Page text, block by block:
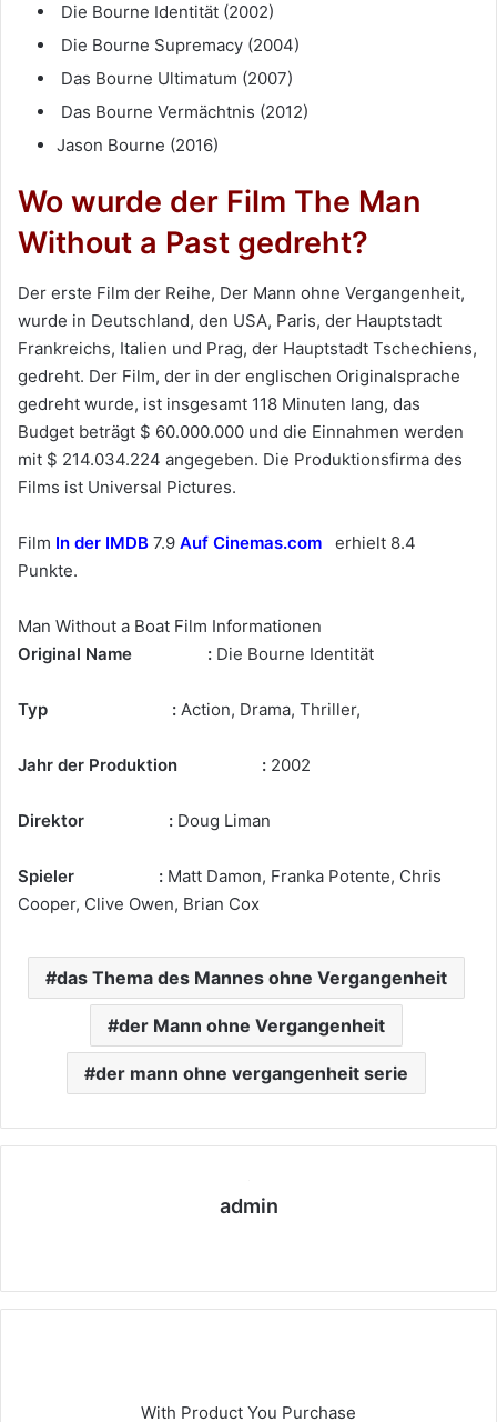
Die Bourne Identität (2002)
Die Bourne Supremacy (2004)
Das Bourne Ultimatum (2007)
Das Bourne Vermächtnis (2012)
Jason Bourne (2016)
Wo wurde der Film The Man
Without a Past gedreht?
Der erste Film der Reihe, Der Mann ohne Vergangenheit,
wurde in Deutschland, den USA, Paris, der Hauptstadt
Frankreichs, Italien und Prag, der Hauptstadt Tschechiens,
gedreht. Der Film, der in der englischen Originalsprache
gedreht wurde, ist insgesamt 118 Minuten lang, das
Budget beträgt $ 60.000.000 und die Einnahmen werden
mit $ 214.034.224 angegeben. Die Produktionsfirma des
Films ist Universal Pictures.
Film In der IMDB 7.9 Auf Cinemas.com
erhielt 8.4
Punkte.
Man Without a Boat Film Informationen
Original Name : Die Bourne Identität
Typ : Action, Drama, Thriller,
Jahr der Produktion : 2002
Direktor : Doug Liman
Spieler : Matt Damon, Franka Potente, Chris
Cooper, Clive Owen, Brian Cox
l
e
t
das Thema des Mannes ohne Vergangenheit
der Mann ohne Vergangenheit
der mann ohne vergangenheit serie
admin
eit
With Product You Purchase